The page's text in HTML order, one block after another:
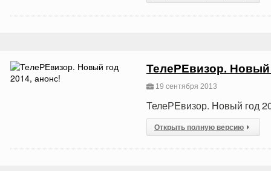
ТелеРЕвизор. Новый
19 сентября 2013
ТелеРЕвизор. Новый год
Открыть полную версию